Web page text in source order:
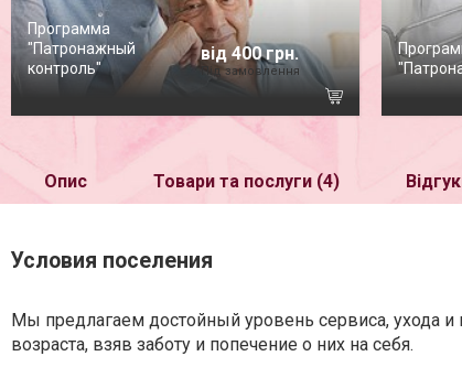
Программа
"Патронажный
контроль"
від 400 грн.
Під замовлення
Опис Товари та послуги (4)
Условия поселения
Мы предлагаем достойный уровень сервиса, ухода
возраста, взяв заботу и попечение о них на себя.